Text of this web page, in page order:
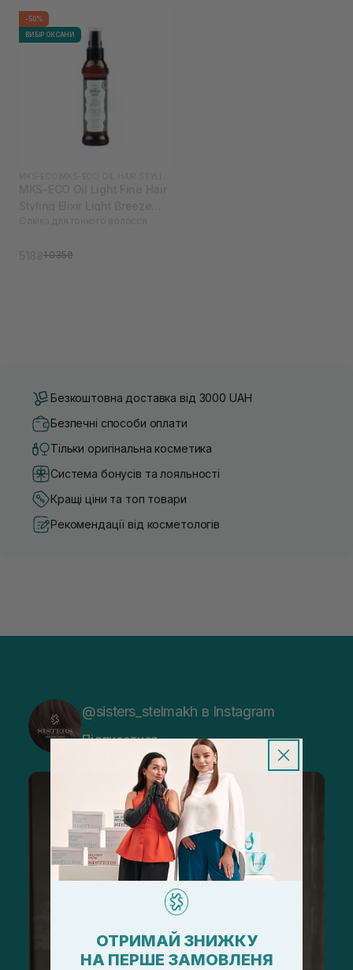
-50%
ВИБІР ОКСАНИ
1 035₴
Безкоштовна доставка від 3000 UAH
Безпечні способи оплати
Тільки оригінальна косметика
Система бонусів та лояльності
Кращі ціни та топ товари
Рекомендації від косметологів
@sisters_stelmakh в Instagram
Підписатися
ОТРИМАЙ ЗНИЖКУ
НА ПЕРШЕ ЗАМОВЛЕНЯ